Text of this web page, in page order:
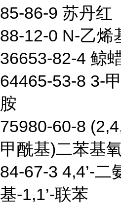
85-86-9 苏丹红
88-12-0 N-乙烯
36653-82-4 鲸
64465-53-8 3-
胺
75980-60-8
甲酰基)二苯基
84-67-3 4,4’-二
基-1,1’-联苯